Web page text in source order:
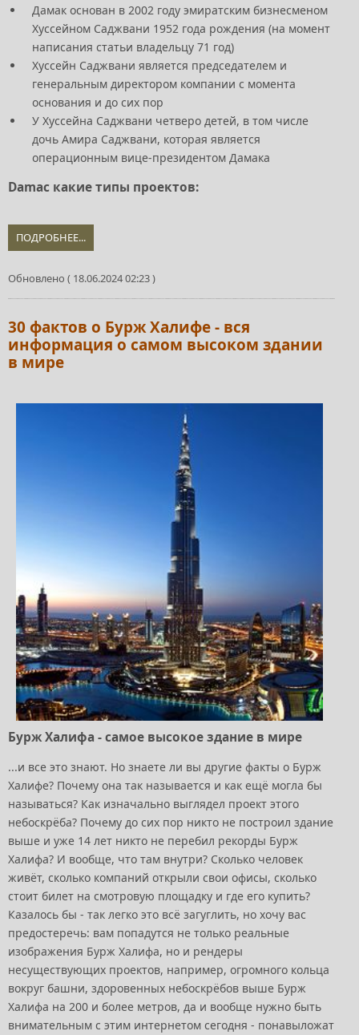
Дамак основан в 2002 году эмиратским бизнесменом
Хуссейном Саджвани 1952 года рождения (на момент
написания статьи владельцу 71 год)
Хуссейн Саджвани является председателем и
генеральным директором компании с момента
основания и до сих пор
У Хуссейна Саджвани четверо детей, в том числе
дочь Амира Саджвани, которая является
операционным вице-президентом Дамака
Damac какие типы проектов:
ПОДРОБНЕЕ...
Обновлено ( 18.06.2024 02:23 )
30 фактов о Бурж Халифе - вся
информация о самом высоком здании
в мире
Бурж Халифа - самое высокое здание в мире
...и все это знают. Но знаете ли вы другие факты о Бурж
Халифе? Почему она так называется и как ещё могла бы
называться? Как изначально выглядел проект этого
небоскрёба? Почему до сих пор никто не построил здание
выше и уже 14 лет никто не перебил рекорды Бурж
Халифа? И вообще, что там внутри? Сколько человек
живёт, сколько компаний открыли свои офисы, сколько
стоит билет на смотровую площадку и где его купить?
Казалось бы - так легко это всё загуглить, но хочу вас
предостеречь: вам попадутся не только реальные
изображения Бурж Халифа, но и рендеры
несуществующих проектов, например, огромного кольца
вокруг башни, здоровенных небоскрёбов выше Бурж
Халифа на 200 и более метров, да и вообще нужно быть
внимательным с этим интернетом сегодня - понавыложат